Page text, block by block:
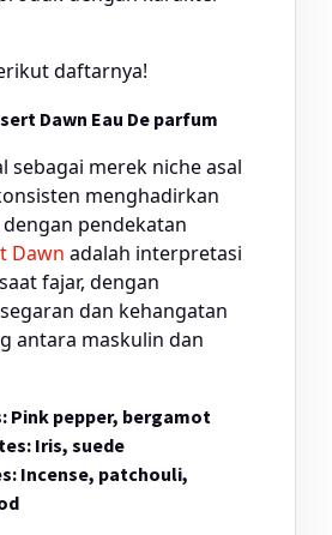
daftarnya!
Dawn Eau De parfum
sebagai merek niche asal
menghadirkan
pendekatan
Dawn adalah interpretasi
fajar, dengan
dan kehangatan
antara maskulin dan
Pink pepper, bergamot
Iris, suede
Incense, patchouli,